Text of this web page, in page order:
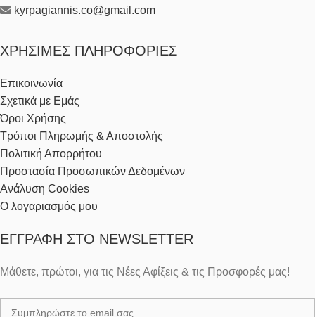
kyrpagiannis.co@gmail.com
ΧΡΉΣΙΜΕΣ ΠΛΗΡΟΦΟΡΊΕΣ
Επικοινωνία
Σχετικά με Εμάς
Όροι Χρήσης
Τρόποι Πληρωμής & Αποστολής
Πολιτική Απορρήτου
Προστασία Προσωπικών Δεδομένων
Ανάλυση Cookies
Ο λογαριασμός μου
ΕΓΓΡΑΦΉ ΣΤΟ NEWSLETTER
Μάθετε, πρώτοι, για τις Νέες Αφίξεις & τις Προσφορές μας!